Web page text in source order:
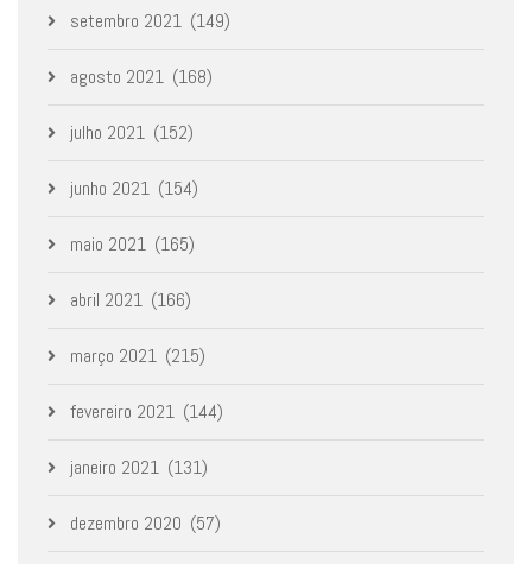
setembro 2021 (149)
agosto 2021 (168)
julho 2021 (152)
junho 2021 (154)
maio 2021 (165)
abril 2021 (166)
março 2021 (215)
fevereiro 2021 (144)
janeiro 2021 (131)
dezembro 2020 (57)